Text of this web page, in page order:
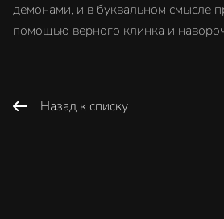
демонами, и в буквальном смысле
помощью верного клинка и
Назад к списку